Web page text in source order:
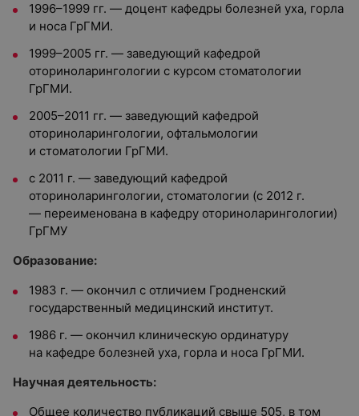
1996–1999 гг. — доцент кафедры болезней уха, горла
и носа ГрГМИ.
1999–2005 гг. — заведующий кафедрой
оториноларингологии с курсом стоматологии
ГрГМИ.
2005–2011 гг. — заведующий кафедрой
оториноларингологии, офтальмологии
и стоматологии ГрГМИ.
с 2011 г. — заведующий кафедрой
оториноларингологии, стоматологии (с 2012 г.
— переименована в кафедру оториноларингологии)
ГрГМУ
Образование:
1983 г. — окончил с отличием Гродненский
государственный медицинский институт.
1986 г. — окончил клиническую ординатуру
на кафедре болезней уха, горла и носа ГрГМИ.
Научная деятельность:
Общее количество публикаций свыше 505, в том